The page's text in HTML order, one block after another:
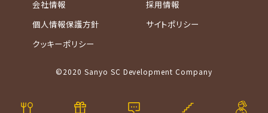
会社情報
個人情報保護方針
クッキーポリシー
採用情報
サイトポリシー
©2020 Sanyo SC Development Company